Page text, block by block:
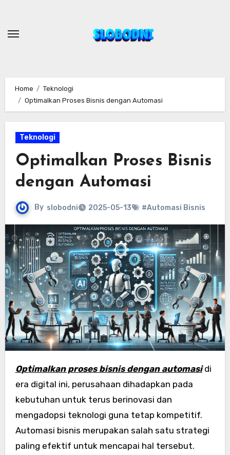
content
Home
Teknologi
Optimalkan Proses Bisnis dengan Automasi
Teknologi
Optimalkan Proses Bisnis
dengan Automasi
By slobodni 2025-05-13 #Automasi Bisnis
Optimalkan proses bisnis dengan automasidi
era digital ini, perusahaan dihadapkan pada
kebutuhan untuk terus berinovasi dan
mengadopsi teknologi guna tetap kompetitif.
Automasi bisnis merupakan salah satu strategi
paling efektif untuk mencapai hal tersebut.